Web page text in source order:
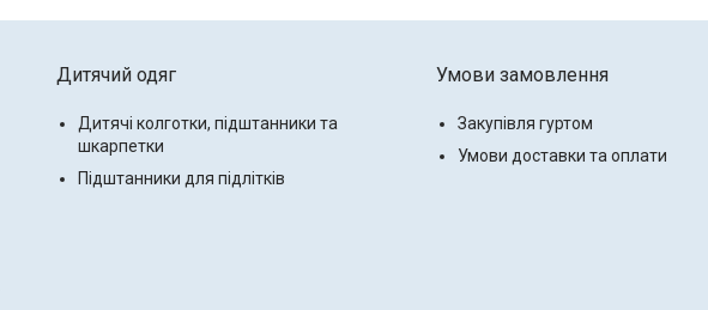
Дитячий одяг
Дитячі колготки, підштанники та
шкарпетки
Підштанники для підлітків
Умови замовлення
Закупівля гуртом
Умови доставки та оплати